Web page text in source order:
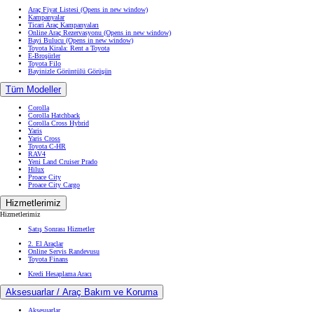
Araç Fiyat Listesi (Opens in new window)
Kampanyalar
Ticari Araç Kampanyaları
Online Araç Rezervasyonu (Opens in new window)
Bayi Bulucu (Opens in new window)
Toyota Kirala: Rent a Toyota
E-Broşürler
Toyota Filo
Bayinizle Görüntülü Görüşün
Tüm Modeller
Corolla
Corolla Hatchback
Corolla Cross Hybrid
Yaris
Yaris Cross
Toyota C-HR
RAV4
Yeni Land Cruiser Prado
Hilux
Proace City
Proace City Cargo
Hizmetlerimiz
Hizmetlerimiz
Satış Sonrası Hizmetler
2. El Araçlar
Online Servis Randevusu
Toyota Finans
Kredi Hesaplama Aracı
Aksesuarlar / Araç Bakım ve Koruma